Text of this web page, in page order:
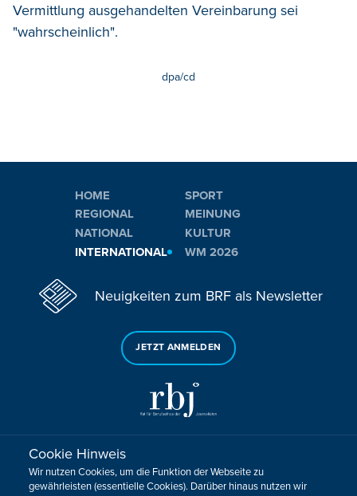
Vermittlung ausgehandelten Vereinbarung sei
"wahrscheinlich".
dpa/cd
HOME
REGIONAL
NATIONAL
INTERNATIONAL
SPORT
MEINUNG
KULTUR
WM 2026
Neuigkeiten zum BRF als Newsletter
JETZT ANMELDEN
Sie haben noch Fragen oder Anmerkungen?
Cookie Hinweis
Wir nutzen Cookies, um die Funktion der Webseite zu
gewährleisten (essentielle Cookies). Darüber hinaus nutzen wir